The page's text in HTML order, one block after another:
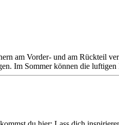
am Vorder- und am Rückteil
Im Sommer können die luftigen